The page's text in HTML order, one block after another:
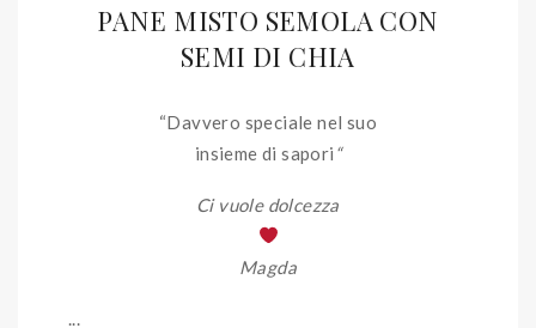
PANE MISTO SEMOLA CON
SEMI DI CHIA
“Davvero speciale nel suo
insieme di sapori “
Ci vuole dolcezza
Magda